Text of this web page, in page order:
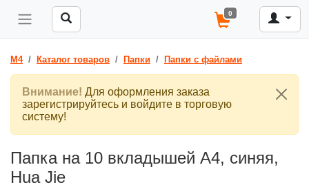
0
M4 Каталог товаров Папки Папки с файлами
Внимание! Для оформления заказа
зарегистрируйтесь и войдите в торговую
систему!
Папка на 10 вкладышей А4, синяя,
Hua Jie